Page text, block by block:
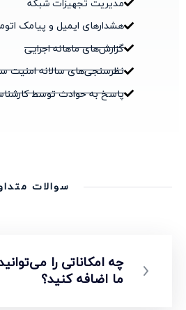
هشدارهای ایمیل و پیامک
گزارش‌های ماهانه اجرایی
نظرسنجی‌های سالانه امنیت
پاسخ به حوادث توسط
سوالات
چه امکاناتی را
ما اضافه کنید؟